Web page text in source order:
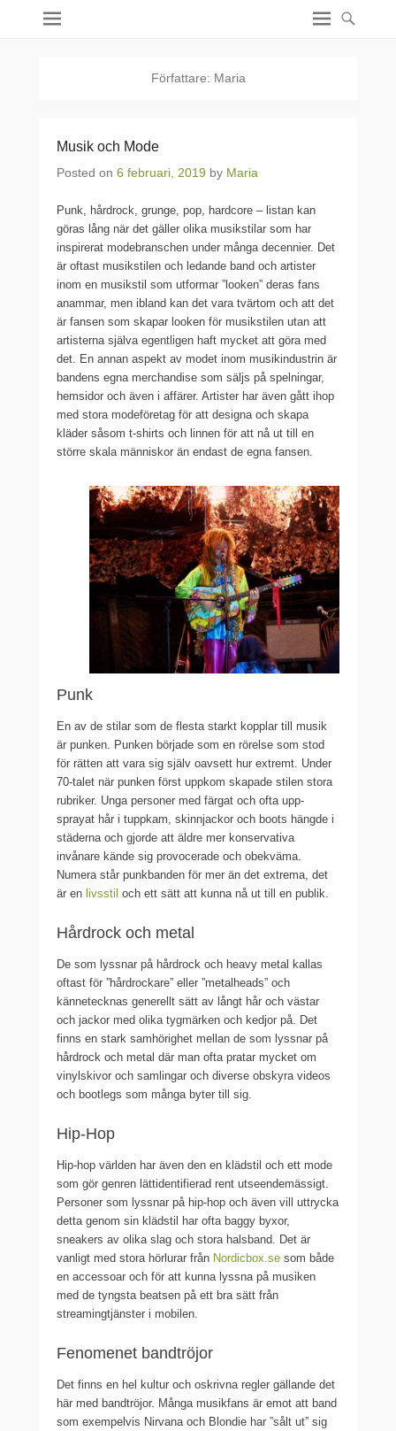
Författare: Maria
Musik och Mode
Posted on 6 februari, 2019 by Maria
Punk, hårdrock, grunge, pop, hardcore – listan kan
göras lång när det gäller olika musikstilar som har
inspirerat modebranschen under många decennier. Det
är oftast musikstilen och ledande band och artister
inom en musikstil som utformar ”looken” deras fans
anammar, men ibland kan det vara tvärtom och att det
är fansen som skapar looken för musikstilen utan att
artisterna själva egentligen haft mycket att göra med
det. En annan aspekt av modet inom musikindustrin är
bandens egna merchandise som säljs på spelningar,
hemsidor och även i affärer. Artister har även gått ihop
med stora modeföretag för att designa och skapa
kläder såsom t-shirts och linnen för att nå ut till en
större skala människor än endast de egna fansen.
Punk
En av de stilar som de flesta starkt kopplar till musik
är punken. Punken började som en rörelse som stod
för rätten att vara sig själv oavsett hur extremt. Under
70-talet när punken först uppkom skapade stilen stora
rubriker. Unga personer med färgat och ofta upp-
sprayat hår i tuppkam, skinnjackor och boots hängde i
städerna och gjorde att äldre mer konservativa
invånare kände sig provocerade och obekväma.
Numera står punkbanden för mer än det extrema, det
är en livsstil och ett sätt att kunna nå ut till en publik.
Hårdrock och metal
De som lyssnar på hårdrock och heavy metal kallas
oftast för ”hårdrockare” eller ”metalheads” och
kännetecknas generellt sätt av långt hår och västar
och jackor med olika tygmärken och kedjor på. Det
finns en stark samhörighet mellan de som lyssnar på
hårdrock och metal där man ofta pratar mycket om
vinylskivor och samlingar och diverse obskyra videos
och bootlegs som många byter till sig.
Hip-Hop
Hip-hop världen har även den en klädstil och ett mode
som gör genren lättidentifierad rent utseendemässigt.
Personer som lyssnar på hip-hop och även vill uttrycka
detta genom sin klädstil har ofta baggy byxor,
sneakers av olika slag och stora halsband. Det är
vanligt med stora hörlurar från Nordicbox.se som både
en accessoar och för att kunna lyssna på musiken
med de tyngsta beatsen på ett bra sätt från
streamingtjänster i mobilen.
Fenomenet bandtröjor
Det finns en hel kultur och oskrivna regler gällande det
här med bandtröjor. Många musikfans är emot att band
som exempelvis Nirvana och Blondie har ”sålt ut” sig